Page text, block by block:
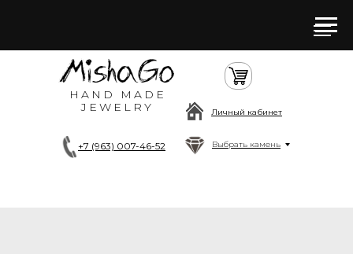
HAND MADE
JEWELRY
+7 (963) 007-46-52 Выбрать камень
Личный кабинет